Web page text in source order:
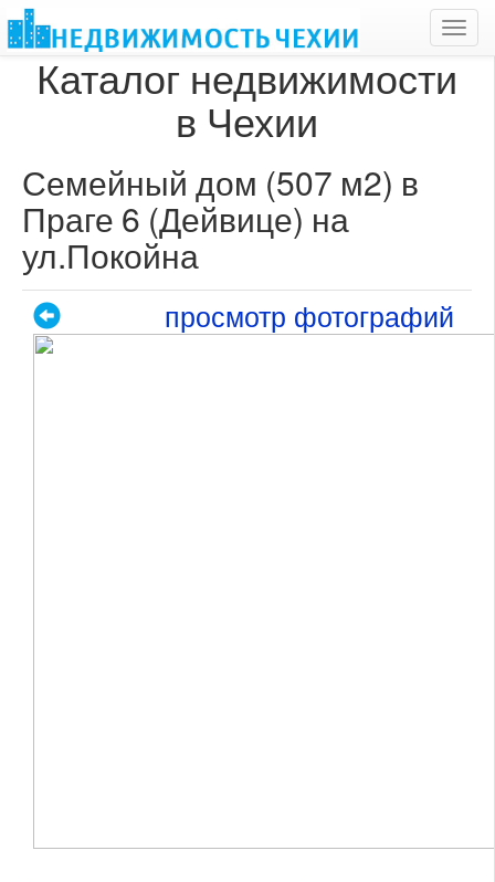
Каталог недвижимости
в Чехии
Семейный дом (507 м2) в
Праге 6 (Дейвице) на
ул.Покойна
просмотр фотографий